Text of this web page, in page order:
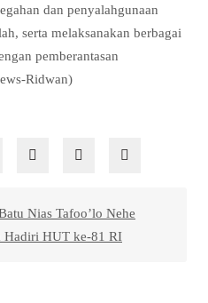
dan penyalahgunaan
serta melaksanakan berbagai
pemberantasan
Ridwan)
Nias Tafoo’lo Nehe
Hadiri HUT ke-81 RI